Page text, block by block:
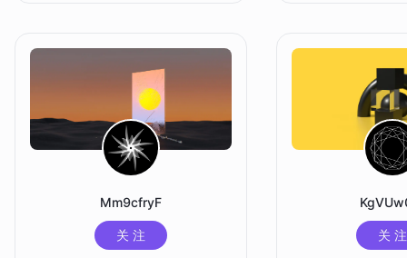
Mm9cfryF
关 注 关 注